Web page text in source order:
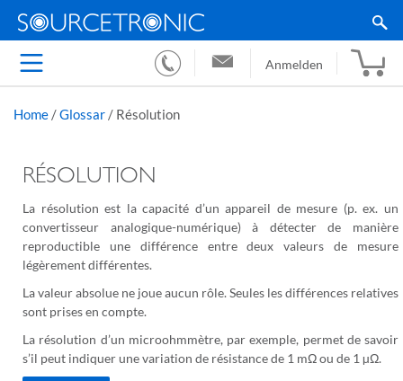
Anmelden
Home /Glossar / Résolution
RÉSOLUTION
La résolution est la capacité d’un appareil de mesure (p. ex. un
convertisseur analogique-numérique) à détecter de manière
reproductible une différence entre deux valeurs de mesure
légèrement différentes.
La valeur absolue ne joue aucun rôle. Seules les différences relatives
sont prises en compte.
La résolution d’un microohmmètre, par exemple, permet de savoir
s’il peut indiquer une variation de résistance de 1 mΩ ou de 1 µΩ.